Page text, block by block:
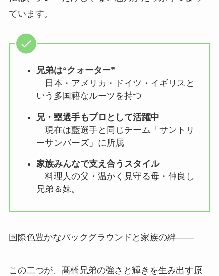
ています。
兄弟は“クォーター”
日本・アメリカ・ドイツ・イギリスと
いう多国籍なルーツを持つ
兄・塁選手もプロとして活躍中
現在は藍選手と同じチーム「サントリ
ーサンバーズ」に所属
家族みんなで支え合うスタイル
料理人の父・温かく見守る母・仲良し
兄弟＆妹。
国際色豊かなバックグラウンドと家族の絆――
この二つが、髙橋兄弟の強さと輝きを生み出す原